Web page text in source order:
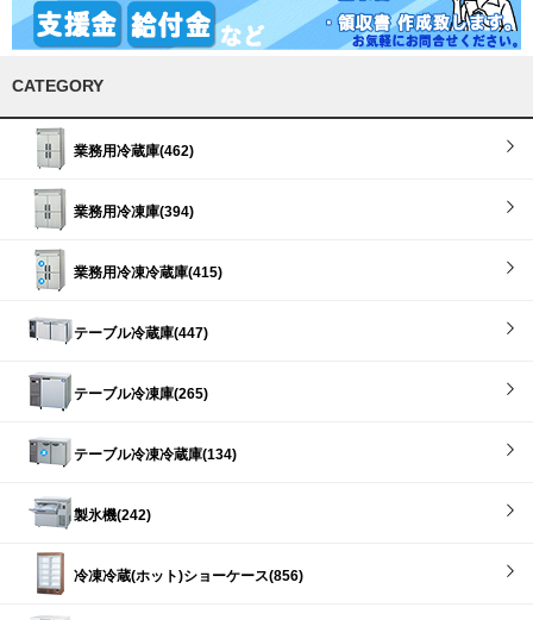
CATEGORY
業務用冷蔵庫(462)
業務用冷凍庫(394)
業務用冷凍冷蔵庫(415)
テーブル冷蔵庫(447)
テーブル冷凍庫(265)
テーブル冷凍冷蔵庫(134)
製氷機(242)
冷凍冷蔵(ホット)ショーケース(856)